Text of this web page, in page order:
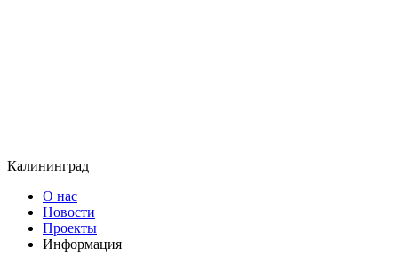
Калининград
О нас
Новости
Проекты
Информация